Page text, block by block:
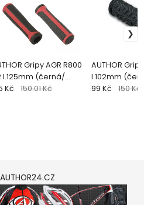
Gripy AGR R800
l.125mm (černá/
Kč 150.01 Kč
AUTHOR
l.102mm
99 Kč 150 Kč